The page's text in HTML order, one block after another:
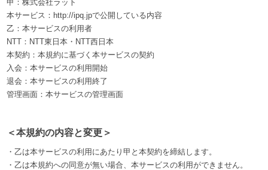
甲：株式会社ラット
本サービス：http://ipq.jpで公開している内容
乙：本サービスの利用者
NTT：NTT東日本・NTT西日本
本契約：本規約に基づく本サービスの契約
入会：本サービスの利用開始
退会：本サービスの利用終了
管理画面：本サービスの管理画面
＜本規約の内容と変更＞
・乙は本サービスの利用にあたり甲と本契約を締結します。
・乙は本規約への同意が無い場合、本サービスの利用ができません。